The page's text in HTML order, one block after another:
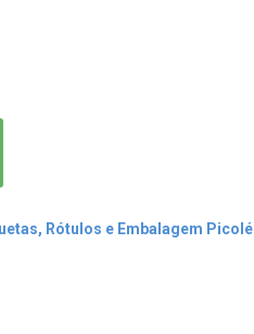
Rótulos e Embalagem Picolé